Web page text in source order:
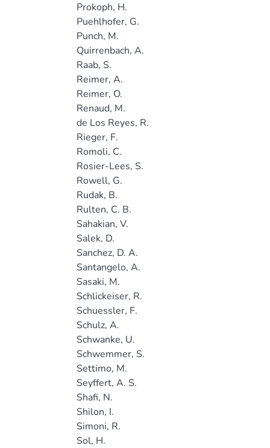
Prokoph, H.
Puehlhofer, G.
Punch, M.
Quirrenbach, A.
Raab, S.
Reimer, A.
Reimer, O.
Renaud, M.
de Los Reyes, R.
Rieger, F.
Romoli, C.
Rosier-Lees, S.
Rowell, G.
Rudak, B.
Rulten, C. B.
Sahakian, V.
Salek, D.
Sanchez, D. A.
Santangelo, A.
Sasaki, M.
Schlickeiser, R.
Schuessler, F.
Schulz, A.
Schwanke, U.
Schwemmer, S.
Settimo, M.
Seyffert, A. S.
Shafi, N.
Shilon, I.
Simoni, R.
Sol, H.